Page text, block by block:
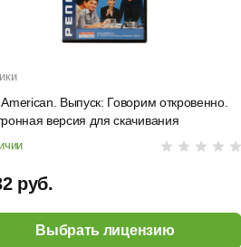
American. Выпуск: Говорим откровенно.
версия для скачивания
руб.
Выбрать лицензию